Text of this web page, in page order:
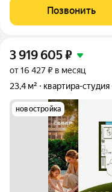
особенностей планировки изолированные комнаты с окнами
на одну сторону, 1
Позвонить
3 919 605₽
от 16 427 ₽ в месяц
23,4 м²
квартира-студия
новостройка